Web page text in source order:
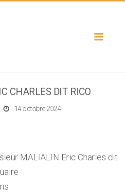
Toggle
CHARLES DIT RICO
14 octobre 2024
MALIALIN Eric Charles dit